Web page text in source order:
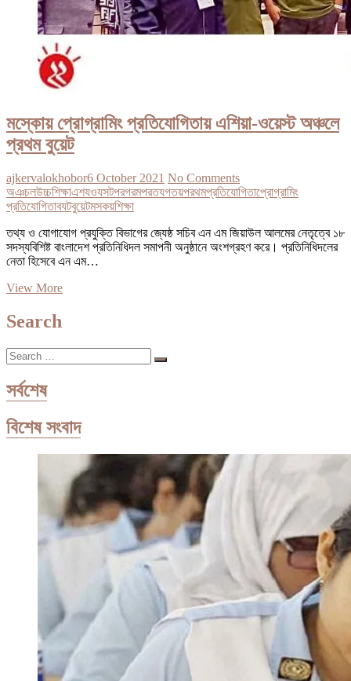
মস্কোয় প্রোগ্রামিং প্রতিযোগিতায় এশিয়া-ওয়েস্ট অঞ্চলে
প্রথম বুয়েট
ajkervalokhobor6 October 2021 No Comments
অঞচলউচ্চশিক্ষাএশযওযসটপরগরমপরতযগতয়পরথমপ্রতিযোগিতাপ্রোগ্রামিং
প্রতিযোগিতাবযটবুয়েটমসকয়শিক্ষা
তথ্য ও যোগাযোগ প্রযুক্তি বিভাগের জ্যেষ্ঠ সচিব এন এম জিয়াউল আলমের নেতৃত্বে ১৮
সদস্যবিশিষ্ট বাংলাদেশ প্রতিনিধিদল সমাপনী অনুষ্ঠানে অংশগ্রহণ করে। প্রতিনিধিদলের
নেতা হিসেবে এন এম…
View Moreমস্কোয়
Search
Search
…
সর্বশেষ
বিশেষ সংবাদ